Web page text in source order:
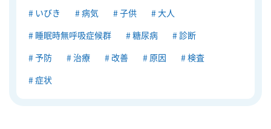
いびき 病気 子供 大人
睡眠時無呼吸症候群 糖尿病 診断
予防 治療 改善 原因 検査
症状